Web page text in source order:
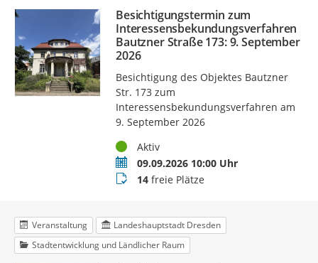
Besichtigungstermin zum
Interessensbekundungsverfahren
Bautzner Straße 173: 9. September
2026
Besichtigung des Objektes Bautzner
Str. 173 zum
Interessensbekundungsverfahren am
9. September 2026
StatusAktiv
Termin09.09.2026 10:00 Uhr
Buchungsstatus
14freie Plätze
Veranstaltung
Landeshauptstadt Dresden
Stadtentwicklung und Ländlicher Raum